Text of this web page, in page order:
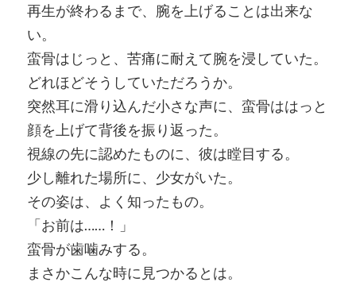
再生が終わるまで、腕を上げることは出来な
い。
蛮骨はじっと、苦痛に耐えて腕を浸していた。
どれほどそうしていただろうか。
突然耳に滑り込んだ小さな声に、蛮骨ははっと
顔を上げて背後を振り返った。
視線の先に認めたものに、彼は瞠目する。
少し離れた場所に、少女がいた。
その姿は、よく知ったもの。
「お前は……！」
蛮骨が歯噛みする。
まさかこんな時に見つかるとは。